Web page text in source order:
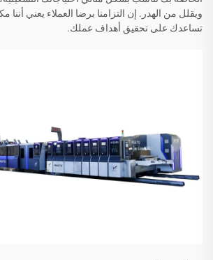
ويقلل من الهدر. إن التزامنا برضا العملاء يعني
تساعدك على تحقيق أهداف عملك.